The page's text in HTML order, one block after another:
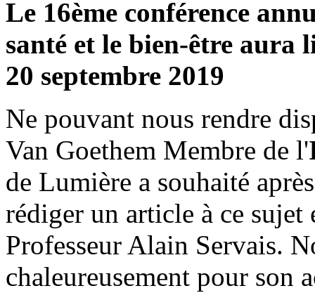
Le 16ème conférence
santé et le bien-être aura
20 septembre 2019
Ne pouvant nous rendre
Van Goethem Membre de l'
de Lumière a souhaité
rédiger un article à ce
Professeur Alain Servais.
chaleureusement pour son